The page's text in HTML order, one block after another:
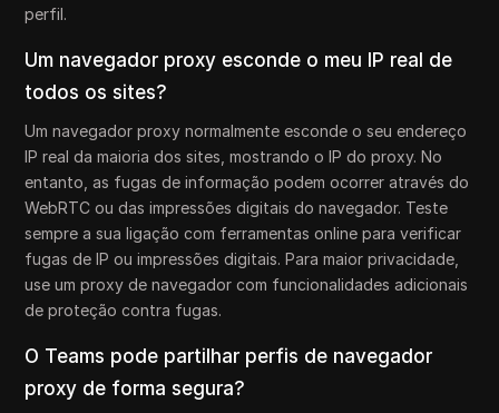
perfil.
Um navegador proxy esconde o meu IP real de
todos os sites?
Um navegador proxy normalmente esconde o seu endereço
IP real da maioria dos sites, mostrando o IP do proxy. No
entanto, as fugas de informação podem ocorrer através do
WebRTC ou das impressões digitais do navegador. Teste
sempre a sua ligação com ferramentas online para verificar
fugas de IP ou impressões digitais. Para maior privacidade,
use um proxy de navegador com funcionalidades adicionais
de proteção contra fugas.
O Teams pode partilhar perfis de navegador
proxy de forma segura?